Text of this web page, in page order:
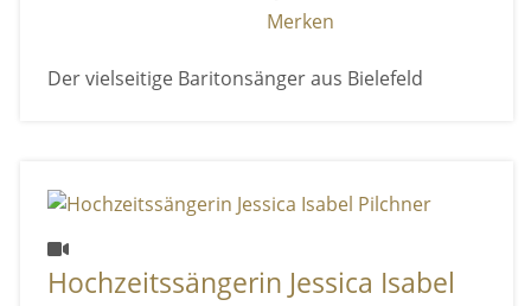
Merken
Der vielseitige Baritonsänger aus Bielefeld
Hochzeitssängerin Jessica Isabel